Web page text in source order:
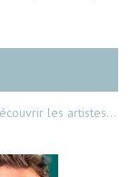
les artistes…